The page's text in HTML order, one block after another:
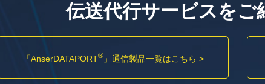
伝送代行サービスをご
「AnserDATAPORT® 」 通信製品一覧はこちら >